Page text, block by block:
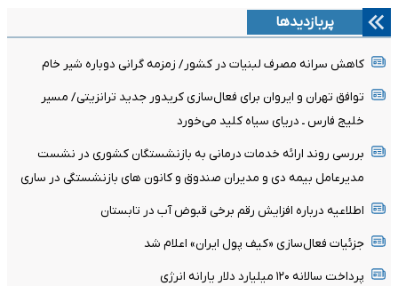
پربازدیدها
کاهش سرانه مصرف لبنیات در کشور/ زمزمه گرانی دوباره شیر خام
توافق تهران و ایروان برای فعال‌سازی کریدور جدید ترانزیتی/ مسیر
خلیج فارس ـ دریای سیاه کلید می‌خورد
بررسی روند ارائه خدمات درمانی به بازنشستگان کشوری در نشست
مدیرعامل بیمه دی و مدیران صندوق و کانون های بازنشستگی در ساری
اطلاعیه درباره افزایش رقم برخی قبوض آب در تابستان
جزئیات فعال‌سازی «کیف پول ایران» اعلام شد
پرداخت سالانه ۱۲۰ میلیارد دلار یارانه انرژی